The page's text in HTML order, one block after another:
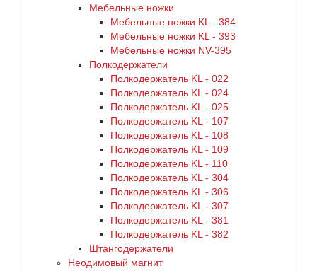
Мебельные ножки
Мебельные ножки KL - 384
Мебельные ножки KL - 393
Мебельные ножки NV-395
Полкодержатели
Полкодержатель KL - 022
Полкодержатель KL - 024
Полкодержатель KL - 025
Полкодержатель KL - 107
Полкодержатель KL - 108
Полкодержатель KL - 109
Полкодержатель KL - 110
Полкодержатель KL - 304
Полкодержатель KL - 306
Полкодержатель KL - 307
Полкодержатель KL - 381
Полкодержатель KL - 382
Штангодержатели
Неодимовый магнит